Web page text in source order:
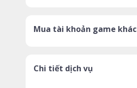
Mua tài khoản game khác
Chi tiết dịch vụ